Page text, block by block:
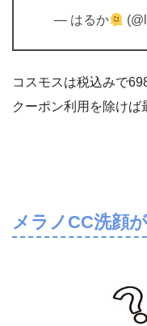
— はるか
コスモスは税込みで
クーポン利用を除けば
メラノCC洗顔